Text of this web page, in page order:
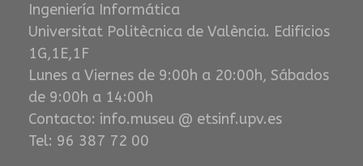
Ingeniería Informática
Universitat Politècnica de València. Edificios
1G,1E,1F
Lunes a Viernes de 9:00h a 20:00h, Sábados
de 9:00h a 14:00h
Contacto: info.museu @ etsinf.upv.es
Tel: 96 387 72 00